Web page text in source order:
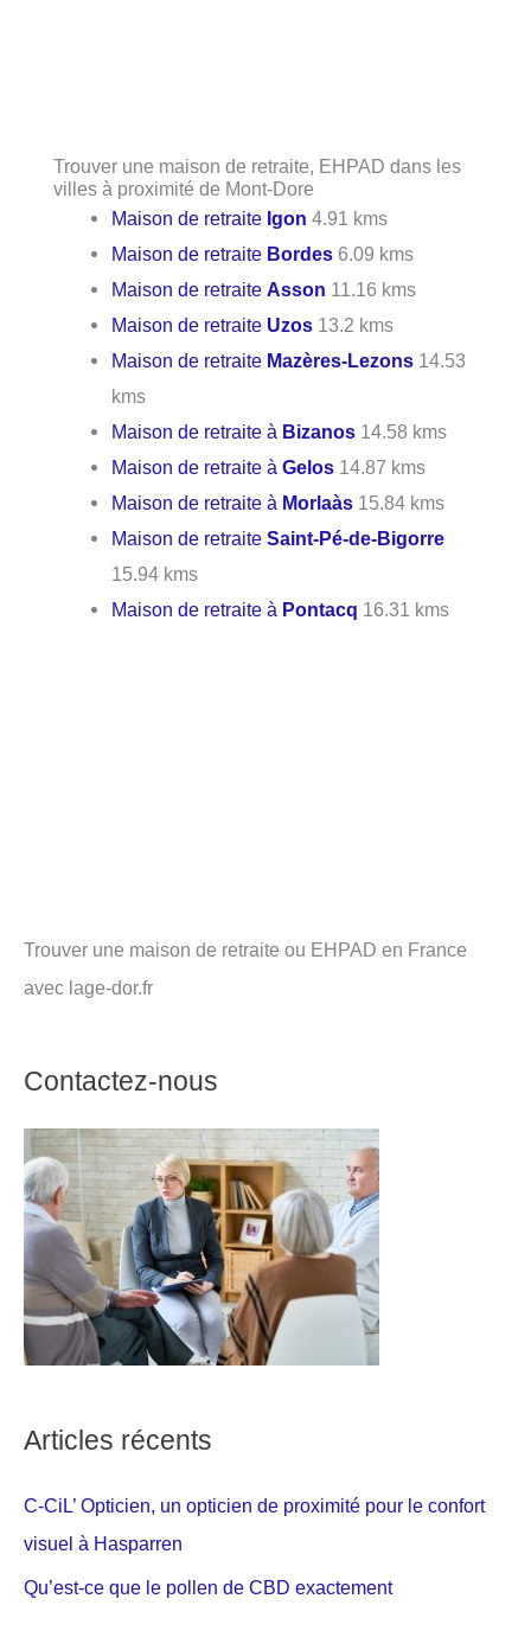
Trouver une maison de retraite, EHPAD dans les
villes à proximité de Mont-Dore
Maison de retraite Igon 4.91 kms
Maison de retraite Bordes 6.09 kms
Maison de retraite Asson 11.16 kms
Maison de retraite Uzos 13.2 kms
Maison de retraite Mazères-Lezons 14.53
kms
Maison de retraite à Bizanos 14.58 kms
Maison de retraite àGelos 14.87 kms
Maison de retraite à Morlaàs 15.84 kms
Maison de retraiteSaint-Pé-de-Bigorre
15.94 kms
Maison de retraite à Pontacq 16.31 kms
Trouver une maison de retraite ou EHPAD en France
avec lage-dor.fr
Contactez-nous
Articles récents
C-CiL’ Opticien, un opticien de proximité pour le confort
visuel à Hasparren
Qu’est-ce que le pollen de CBD exactement